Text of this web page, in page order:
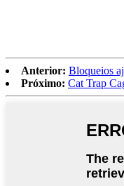
Anterior: Bloqueios
Próximo: Cat Trap